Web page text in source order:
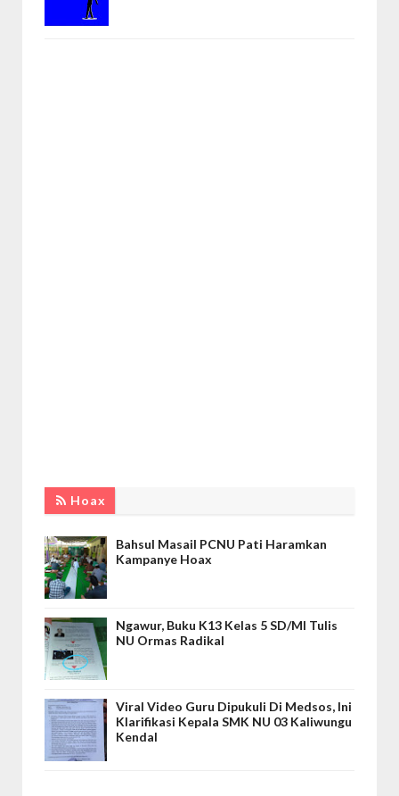
Hoax
Bahsul Masail PCNU Pati Haramkan
Kampanye Hoax
Ngawur, Buku K13 Kelas 5 SD/MI Tulis
NU Ormas Radikal
Viral Video Guru Dipukuli Di Medsos, Ini
Klarifikasi Kepala SMK NU 03 Kaliwungu
Kendal